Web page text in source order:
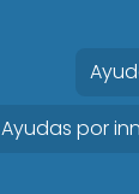
Ayudas por